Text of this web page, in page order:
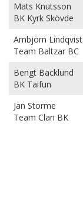
Mats Knutsson
BK Kyrk Skövde
Ambjörn Lindqvist
Team Baltzar BC
Bengt Bäcklund
BK Taifun
Jan Storme
Team Clan BK